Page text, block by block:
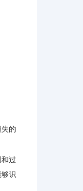
的
过
识